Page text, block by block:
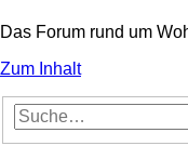
Das Forum rund um
Zum Inhalt